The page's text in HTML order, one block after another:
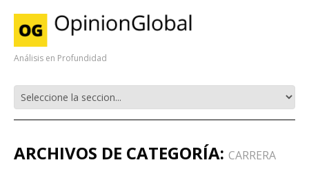
Análisis en Profundidad
ARCHIVOS DE CATEGORÍA: CARRERA